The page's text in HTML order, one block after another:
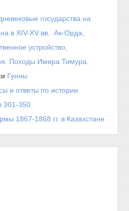
государства на
в XIV-XV вв.. Ак-Орда,
устройство,
Походы Имира Тимура.
Гунны
и ответы по истории
301-350
1867-1868 гг. в Казахстане